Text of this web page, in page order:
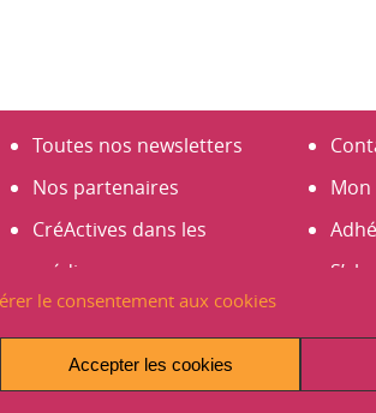
le consentement aux cookies
Accepter les cookies
Toutes nos newsletters
Nos partenaires
CréActives dans les
médias
Espace presse
Infos et actus
Avantages et promos